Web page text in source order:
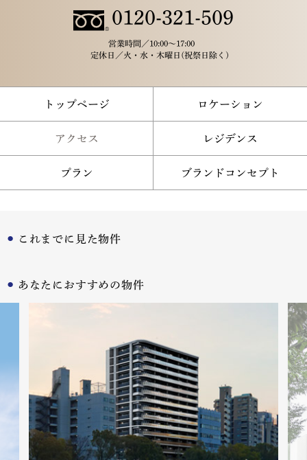
0120-321-509
営業時間／10:00～17:00
定休日／火・水・木曜日(祝祭日除く)
トップページ ロケーション
アクセス レジデンス
プラン ブランドコンセプト
これまでに見た物件
あなたにおすすめの物件